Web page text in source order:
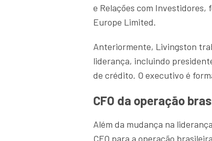
e Relações com Investidores,
Europe Limited.
Anteriormente, Livingston
liderança, incluindo
de crédito. O executivo é
CFO da operação
Além da mudança na
CFO para a operação brasileira.